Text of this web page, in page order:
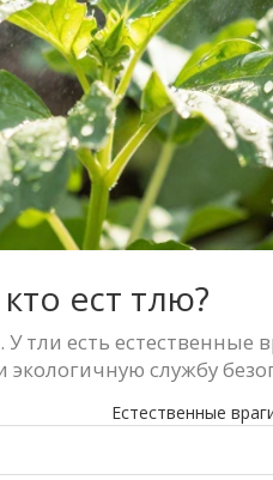
ест тлю?
тли есть
службу
Естественные